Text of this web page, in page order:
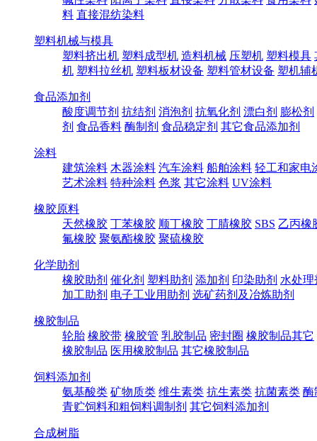
料 直接混纺染料
塑料机械与模具
塑料挤出机 塑料成型机 造料机械 压塑机 塑料模具
机 塑料拉丝机 塑料板材设备 塑料管材设备 塑机辅
食品添加剂
酸度调节剂 抗结剂 消泡剂 抗氧化剂 漂白剂 膨松剂
剂 食品香料 酶制剂 食品稳定剂 其它食品添加剂
涂料
建筑涂料 木器涂料 汽车涂料 船舶涂料 轻工和家电
艺术涂料 特种涂料 色浆 其它涂料 UV涂料
橡胶原料
天然橡胶 丁苯橡胶 顺丁橡胶 丁腈橡胶 SBS 乙丙橡
氟橡胶 聚氨酯橡胶 聚硫橡胶
化学助剂
橡胶助剂 催化剂 塑料助剂 添加剂 印染助剂 水处理
加工助剂 电子工业用助剂 选矿药剂及冶炼助剂
橡胶制品
轮胎 橡胶带 橡胶管 乳胶制品 密封圈 橡胶制品其它
橡胶制品 医用橡胶制品 其它橡胶制品
饲料添加剂
氨基酸类 矿物质类 维生素类 抗生素类 抗菌素类 酶
青贮饲料和粗饲料调制剂 其它饲料添加剂
合成树脂